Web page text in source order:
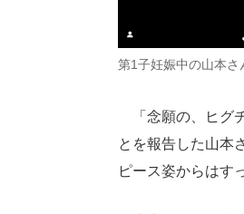
第1子妊娠中の山本さ
「念願の、ヒグ
とを報告した山本
ピース姿からはす